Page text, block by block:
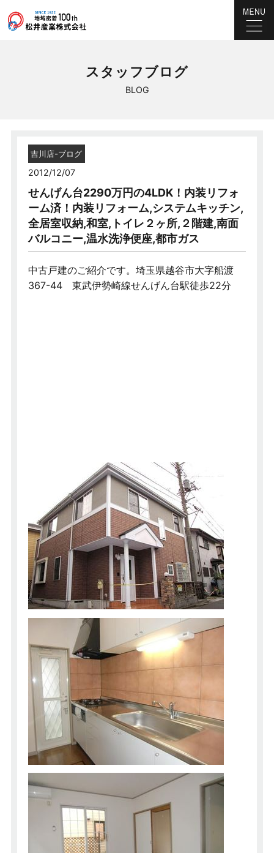
BLOG
スタッフブログ
吉川店-ブログ
2012/12/07
せんげん台2290万円の4LDK！内装リフォ
ーム済！内装リフォーム,システムキッチン,
全居室収納,和室,トイレ２ヶ所,２階建,南面
バルコニー,温水洗浄便座,都市ガス
中古戸建のご紹介です。埼玉県越谷市大字船渡
367-44 東武伊勢崎線せんげん台駅徒歩22分